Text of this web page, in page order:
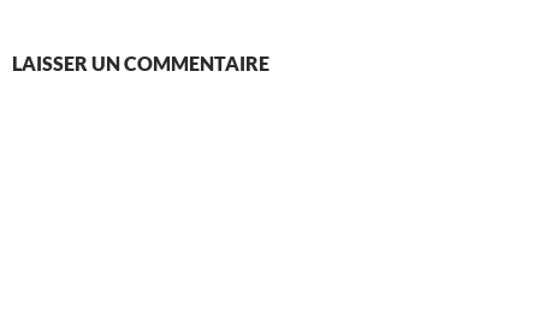
LAISSER UN COMMENTAIRE